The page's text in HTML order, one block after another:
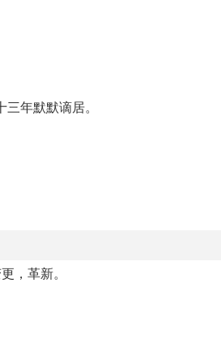
年默默谪居。
，革新。